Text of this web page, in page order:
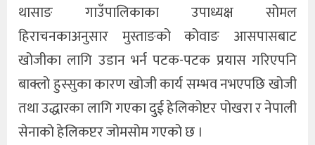
थासाङ गाउँपालिकाका उपाध्यक्ष सोमल
हिराचनकाअनुसार मुस्ताङको कोवाङ आसपासबाट
खोजीका लागि उडान भर्न पटक-पटक प्रयास गरिएपनि
बाक्लो हुस्सुका कारण खोजी कार्य सम्भव नभएपछि खोजी
तथा उद्धारका लागि गएका दुई हेलिकोप्टर पोखरा र नेपाली
सेनाको हेलिकप्टर जोमसोम गएको छ ।